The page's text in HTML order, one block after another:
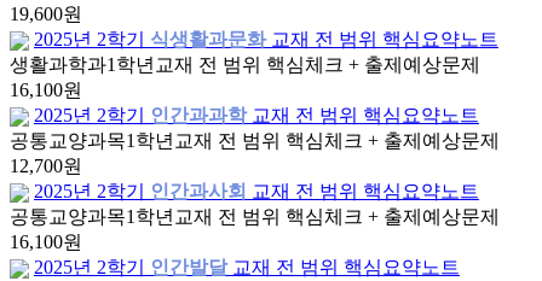
19,600원
2025년 2학기
식생활과문화 교재 전 범위 핵심요약노트
생활과학과1학년 교재 전 범위 핵심체크 + 출제예상문제
16,100원
2025년 2학기
인간과과학 교재 전 범위 핵심요약노트
공통교양과목1학년 교재 전 범위 핵심체크 + 출제예상문제
12,700원
2025년 2학기
인간과사회 교재 전 범위 핵심요약노트
공통교양과목1학년 교재 전 범위 핵심체크 + 출제예상문제
16,100원
2025년 2학기
인간발달 교재 전 범위 핵심요약노트